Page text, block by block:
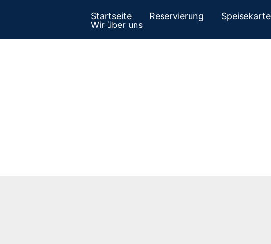
Startseite Reservierung Speisekarte
Wir über uns